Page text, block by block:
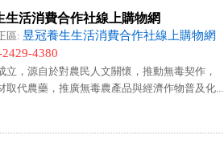
生活消費合作社線上購物網
區: 昱冠養生生活消費合作社線上購物網
4380
立，源自於對農民人文關懷，推動無毒契作，
取代農藥，推廣無毒農產品與經濟作物普及化...